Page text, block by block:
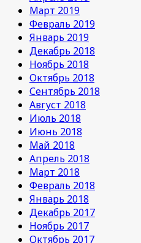
Март 2019
Февраль 2019
Январь 2019
Декабрь 2018
Ноябрь 2018
Октябрь 2018
Сентябрь 2018
Август 2018
Июль 2018
Июнь 2018
Май 2018
Апрель 2018
Март 2018
Февраль 2018
Январь 2018
Декабрь 2017
Ноябрь 2017
Октябрь 2017